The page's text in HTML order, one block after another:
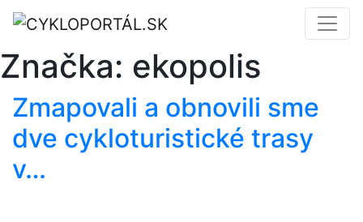
Značka: ekopolis
Zmapovali a obnovili sme
dve cykloturistické trasy
v…